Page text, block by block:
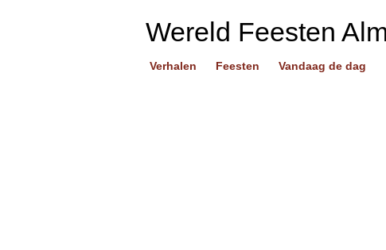
Wereld Feesten
Verhalen Feesten Vandaag de dag